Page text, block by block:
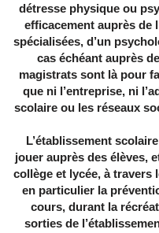
détresse physique ou
efficacement auprès de
spécialisées, d’un
cas échéant auprès
magistrats sont là pour
que ni l’entreprise, ni
scolaire ou les réseaux
-L’établissement
jouer auprès des élèves,
collège et lycée, à travers
en particulier la
cours, durant la
sorties de